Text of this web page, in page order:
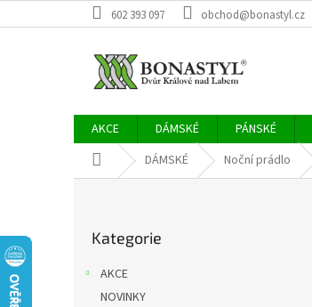
na
602 393 097 obchod@bonastyl.cz
AKCE DÁMSKÉ PÁNSKÉ
Domů DÁMSKÉ Noční prádlo
kategorie
Kategorie
AKCE
NOVINKY